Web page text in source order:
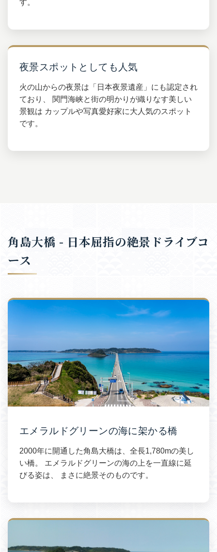
す。
夜景スポットとしても人気
火の山からの夜景は「日本夜景遺産」にも認定され
ており、 関門海峡と街の明かりが織りなす美しい
景観は カップルや写真愛好家に大人気のスポット
です。
角島大橋 - 日本屈指の絶景ドライブコ
ース
エメラルドグリーンの海に架かる橋
2000年に開通した角島大橋は、全長1,780mの美し
い橋。 エメラルドグリーンの海の上を一直線に延
びる姿は、 まさに絶景そのものです。